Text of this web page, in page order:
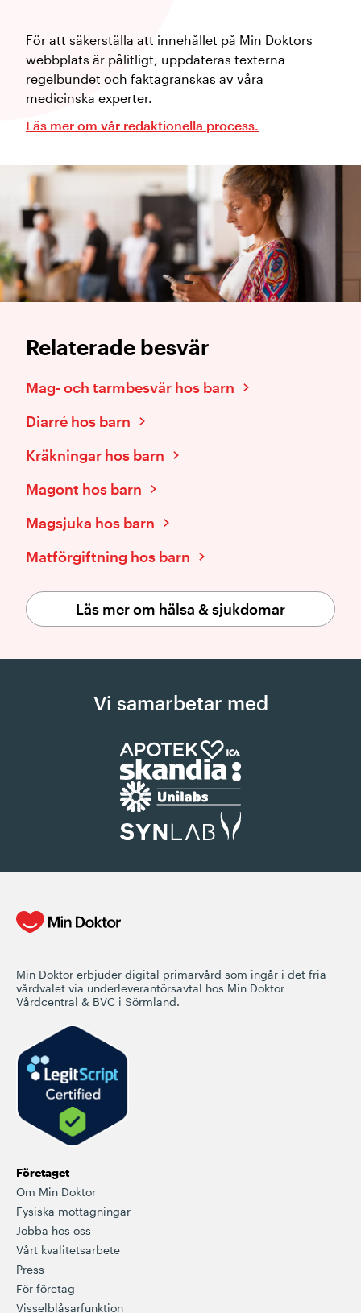
För att säkerställa att innehållet på Min Doktors
webbplats är pålitligt, uppdateras texterna
regelbundet och faktagranskas av våra
medicinska experter.
Läs mer om vår redaktionella process.
Relaterade besvär
Mag- och tarmbesvär hos barn
Diarré hos barn
Kräkningar hos barn
Magont hos barn
Magsjuka hos barn
Matförgiftning hos barn
Läs mer om hälsa & sjukdomar
Vi samarbetar med
Min Doktor erbjuder digital primärvård som ingår i det fria
vårdvalet via underleverantörsavtal hos Min Doktor
Vårdcentral & BVC i Sörmland.
Företaget
Om Min Doktor
Fysiska mottagningar
Jobba hos oss
Vårt kvalitetsarbete
Press
För företag
Visselblåsarfunktion